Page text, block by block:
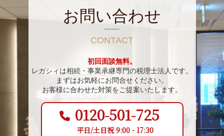
お問い合わせ
CONTACT
初回面談無料。
レガシィは相続・事業承継専門の税理士法人です。
まずはお気軽にお問合せください。
お客様に合わせた対策をご提案いたします。
0120-501-725
平日/土日祝 9:00 - 17:30